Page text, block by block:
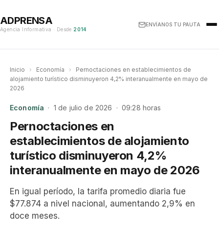
ADPRENSA
Agencia Informativa · Desde 2014
ENVÍANOS TU PAUTA
Inicio › Economía ›
Pernoctaciones en establecimientos de
alojamiento turístico disminuyeron 4,2% interanualmente en mayo de
2026
Economía · 1 de julio de 2026 · 09:28 horas
Pernoctaciones en
establecimientos de alojamiento
turístico disminuyeron 4,2%
interanualmente en mayo de 2026
En igual período, la tarifa promedio diaria fue
$77.874 a nivel nacional, aumentando 2,9% en
doce meses.